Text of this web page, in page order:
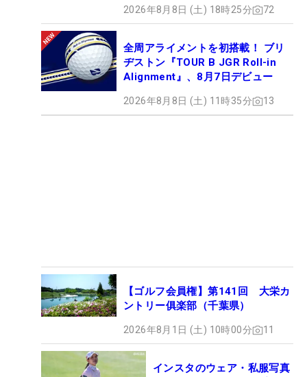
2026年8月8日 (土) 18時25分 72
全周アライメントを初搭載！ ブリ
ヂストン『TOUR B JGR Roll-in
Alignment』、8月7日デビュー
2026年8月8日 (土) 11時35分 13
【ゴルフ会員権】第141回 大栄カ
ントリー俱楽部（千葉県）
2026年8月1日 (土) 10時00分 11
インスタのウェア・私服写真